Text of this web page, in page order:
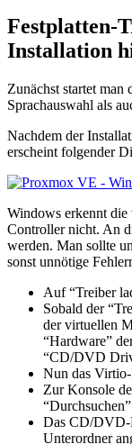
Festplatten-
Installation
Zunächst startet
Sprachauswahl als
Nachdem der
erscheint folgender
Windows erkennt die
Controller nicht. An
werden. Man sollte
sonst unnötige
Auf “Treiber
Sobald der
der virtuellen
“Hardware”
“CD/DVD
Nun das
Zur Konsole
Das CD/DVD-
Unterordner